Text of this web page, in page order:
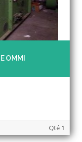
OMMI
Qté 1